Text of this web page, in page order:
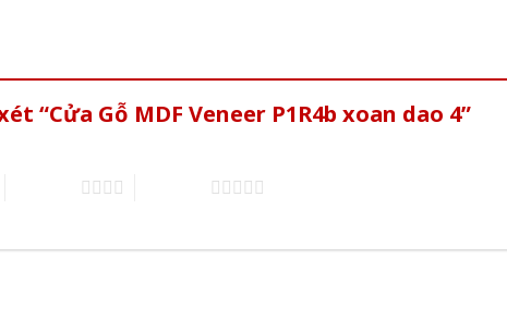
“Cửa Gỗ MDF Veneer P1R4b xoan dao 4”